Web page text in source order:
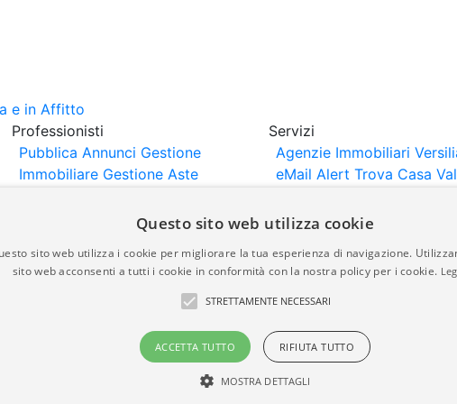
Professionisti
Pubblica Annunci Gestione
Immobiliare Gestione Aste
Importazione
Servizi
Agenzie Immobiliari
eMail Alert Trova Casa
italia.it vengono pubblicati da agenzie immobiliari e
veridicità, della correttezza, della completezza, della
Questo sito web utilizza cookie
sito web utilizza i cookie per migliorare la tua esperienza di navigazione.
sito web acconsenti a tutti i cookie in conformità con la nostra policy per i cookie.
STRETTAMENTE NECESSARI
ACCETTA TUTTO RIFIUTA TUTTO
MOSTRA DETTAGLI